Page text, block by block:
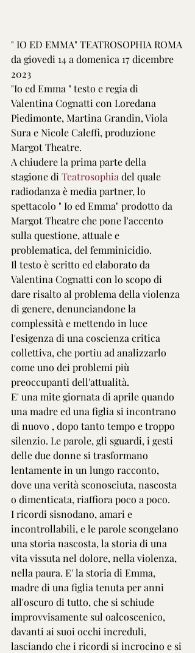
" IO ED EMMA" TEATROSOPHIA ROMA
da giovedi 14 a domenica 17 dicembre
2023
"Io ed Emma " testo e regia di
Valentina Cognatti con Loredana
Piedimonte, Martina Grandin, Viola
Sura e Nicole Caleffi, produzione
Margot Theatre.
A chiudere la prima parte della
stagione di Teatrosophia del quale
radiodanza è media partner, lo
spettacolo " Io ed Emma" prodotto da
Margot Theatre che pone l'accento
sulla questione, attuale e
problematica, del femminicidio.
Il testo è scritto ed elaborato da
Valentina Cognatti con lo scopo di
dare risalto al problema della violenza
di genere, denunciandone la
complessità e mettendo in luce
l'esigenza di una coscienza critica
collettiva, che portiu ad analizzarlo
come uno dei problemi più
preoccupanti dell'attualità.
E' una mite giornata di aprile quando
una madre ed una figlia si incontrano
di nuovo , dopo tanto tempo e troppo
silenzio. Le parole, gli sguardi, i gesti
delle due donne si trasformano
lentamente in un lungo racconto,
dove una verità sconosciuta, nascosta
o dimenticata, riaffiora poco a poco.
I ricordi sisnodano, amari e
incontrollabili, e le parole scongelano
una storia nascosta, la storia di una
vita vissuta nel dolore, nella violenza,
nella paura. E' la storia di Emma,
madre di una figlia tenuta per anni
all'oscuro di tutto, che si schiude
improvvisamente sul oalcoscenico,
davanti ai suoi occhi increduli,
lasciando che i ricordi si incrocino e si